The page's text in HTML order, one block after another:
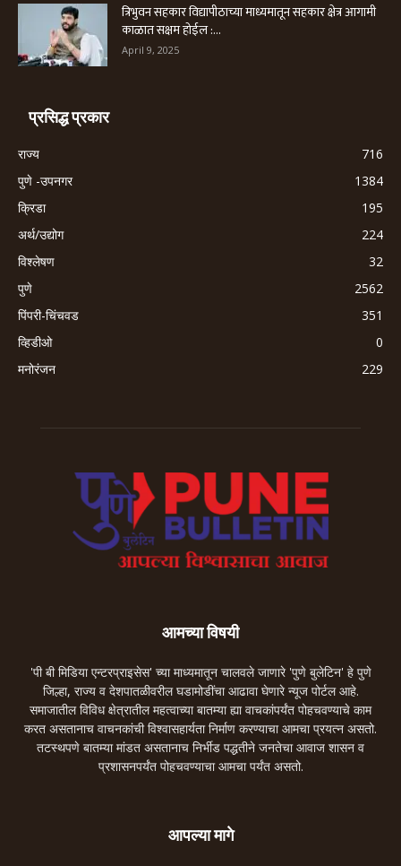
त्रिभुवन सहकार विद्यापीठाच्या माध्यमातून सहकार क्षेत्र आगामी
काळात सक्षम होईल :...
April 9, 2025
प्रसिद्ध प्रकार
राज्य
716
पुणे -उपनगर
1384
क्रिडा
195
अर्थ/उद्योग
224
विश्लेषण
32
पुणे
2562
पिंपरी-चिंचवड
351
व्हिडीओ
0
मनोरंजन
229
आमच्या विषयी
'पी बी मिडिया एन्टरप्राइसेस' च्या माध्यमातून चालवले जाणारे 'पुणे बुलेटिन' हे पुणे
जिल्हा, राज्य व देशपातळीवरील घडामोडींचा आढावा घेणारे न्यूज पोर्टल आहे.
समाजातील विविध क्षेत्रातील महत्वाच्या बातम्या ह्या वाचकांपर्यंत पोहचवण्याचे काम
करत असतानाच वाचनकांची विश्वासहार्यता निर्माण करण्याचा आमचा प्रयत्न असतो.
तटस्थपणे बातम्या मांडत असतानाच निर्भीड पद्धतीने जनतेचा आवाज शासन व
प्रशासनपर्यंत पोहचवण्याचा आमचा पर्यंत असतो.
आपल्या मागे